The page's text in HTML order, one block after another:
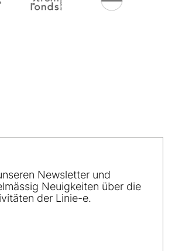
Newsletter und
Neuigkeiten über die
der Linie-e.